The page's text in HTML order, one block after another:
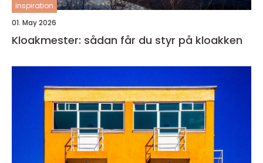
inspiration
01. May 2026
Kloakmester: sådan får du styr på kloakken